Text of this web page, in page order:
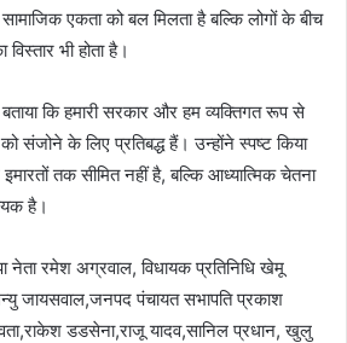
एकता को बल मिलता है बल्कि लोगों के बीच
भी होता है।
कि हमारी सरकार और हम व्यक्तिगत रूप से
संजोने के लिए प्रतिबद्ध हैं। उन्होंने स्पष्ट किया
तक सीमित नहीं है, बल्कि आध्यात्मिक चेतना
है।
नेता रमेश अग्रवाल, विधायक प्रतिनिधि खेमू
जायसवाल,जनपद पंचायत सभापति प्रकाश
डडसेना,राजू यादव,सानिल प्रधान, खुलु